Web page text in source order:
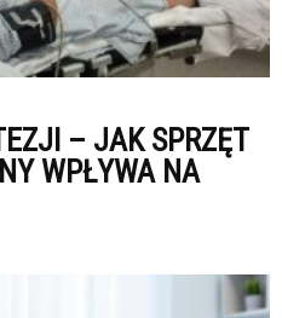
– JAK SPRZĘT
WPŁYWA NA